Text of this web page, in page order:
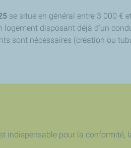
se situe en général entre 3 000 €
disposant déjà d’un
sont nécessaires (création ou
indispensable pour la conformité,